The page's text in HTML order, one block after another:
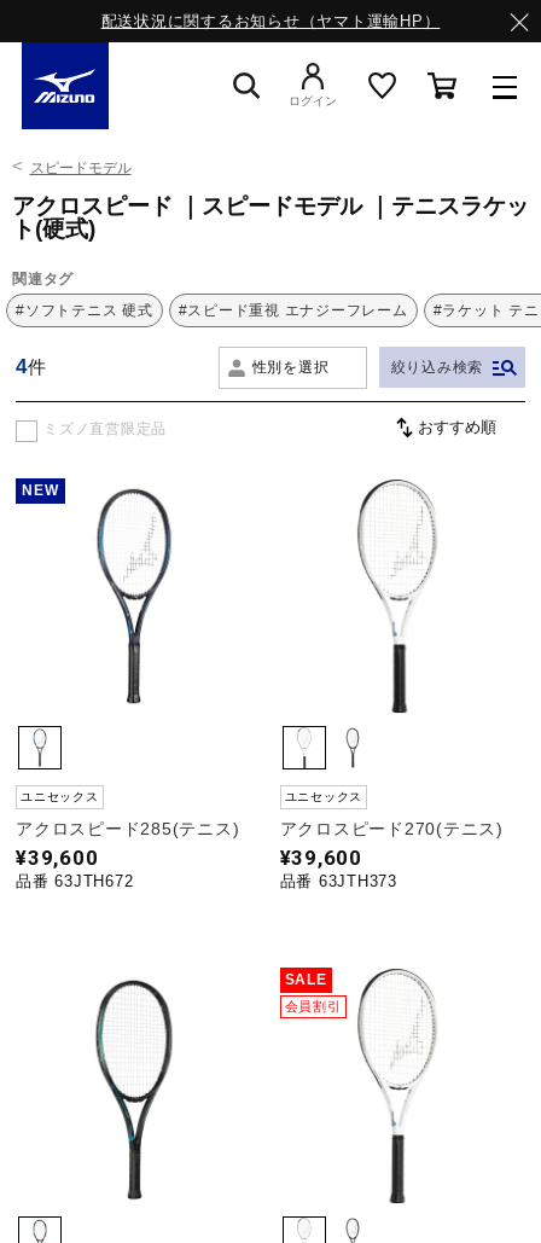
配送状況に関するお知らせ（ヤマト運輸HP）
スニーカー
サッカー／フットサル
トレーニング
野球
ゴルフ
スイム
バレーボール
テニス／ソフトテニス
バドミントン
陸上競技
ログイン
スピードモデル
アクロスピード ｜スピードモデル ｜テニスラケッ
ト(硬式)
関連タグ
#ソフトテニス 硬式
#スピード重視 エナジーフレーム #ラケット テ
4件 性別を選択 絞り込み検索
ミズノ直営限定品
NEW
ユニセックス
アクロスピード285(テニス)
¥39,600
品番 63JTH672
ユニセックス
アクロスピード270(テニス)
¥39,600
品番 63JTH373
SALE
会員割引